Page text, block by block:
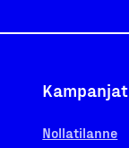
Kampanjat
Nollatilanne